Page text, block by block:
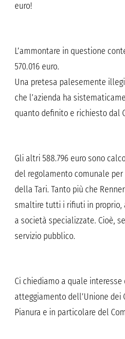
euro!
L’ammontare in questione
570.016 euro.
Una pretesa palesemente
che l’azienda ha
quanto definito e richiesto dal
Gli altri 588.796 euro sono
del regolamento comunale
della Tari. Tanto più che
smaltire tutti i rifiuti in proprio,
a società specializzate. Cioè,
servizio pubblico.
Ci chiediamo a quale
atteggiamento dell’Unione dei
Pianura e in particolare del